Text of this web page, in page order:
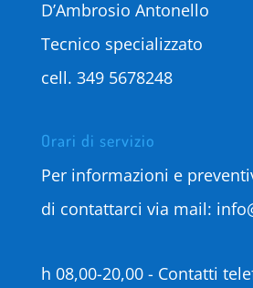
D’Ambrosio Antonello
Tecnico specializzato
cell. 349 5678248
Orari di servizio
Per informazioni e
di contattarci via mail:
h 08,00-20,00 - Contatti